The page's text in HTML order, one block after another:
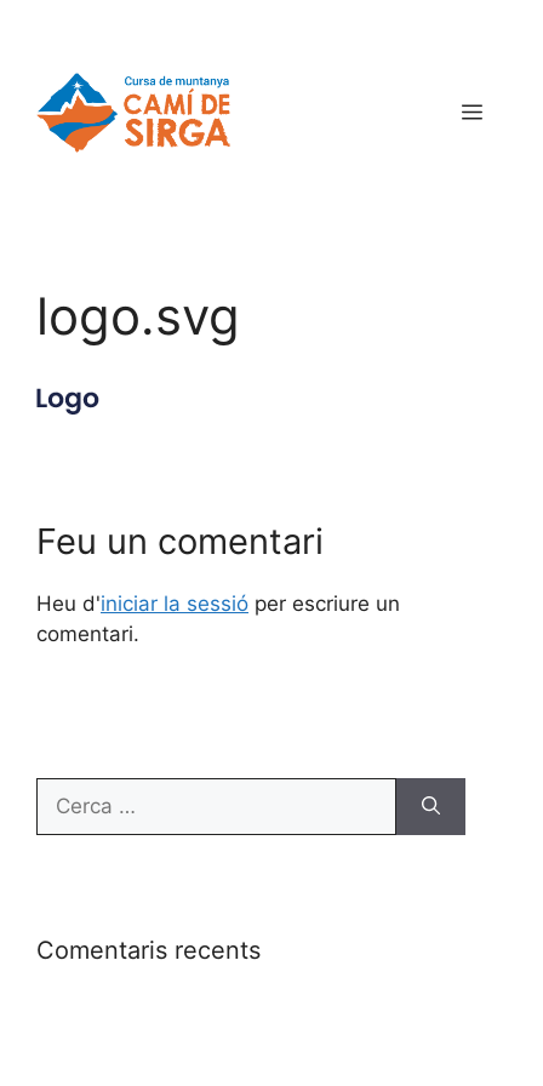
logo.svg
Feu un comentari
Heu d'iniciar la sessió per escriure un
comentari.
Comentaris recents